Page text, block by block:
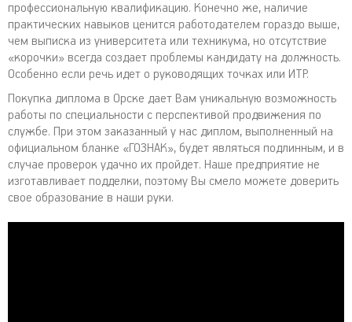
профессиональную квалификацию. Конечно же, наличие
практических навыков ценится работодателем гораздо выше,
чем выписка из университета или техникума, но отсутствие
«корочки» всегда создает проблемы кандидату на должность.
Особенно если речь идет о руководящих точках или ИТР.
Покупка диплома в Орске дает Вам уникальную возможность
работы по специальности с перспективой продвижения по
службе. При этом заказанный у нас диплом, выполненный на
официальном бланке «ГОЗНАК», будет являться подлинным, и в
случае проверок удачно их пройдет. Наше предприятие не
изготавливает подделки, поэтому Вы смело можете доверить
свое образование в наши руки.